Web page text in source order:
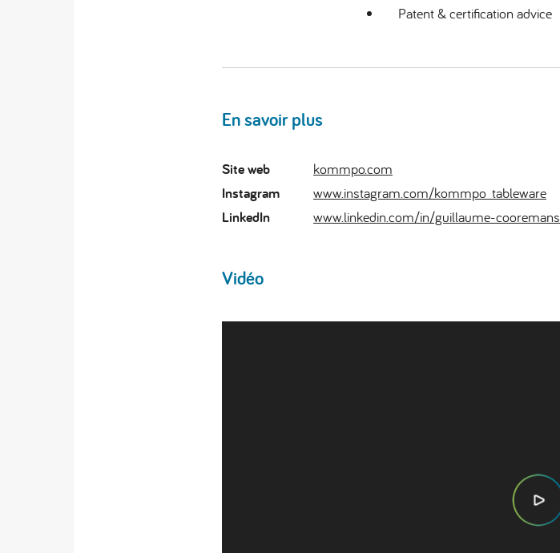
Patent & certification advice
En savoir plus
Site web
kommpo.com
Instagram
www.instagram.com/kommpo_tableware
LinkedIn
www.linkedin.com/in/guillaume-cooremans
Vidéo